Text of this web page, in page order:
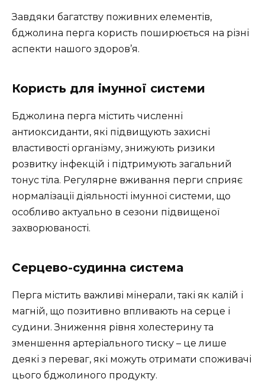
Завдяки багатству поживних елементів,
бджолина перга користь поширюється на різні
аспекти нашого здоров’я.
Користь для імунної системи
Бджолина перга містить численні
антиоксиданти, які підвищують захисні
властивості організму, знижують ризики
розвитку інфекцій і підтримують загальний
тонус тіла. Регулярне вживання перги сприяє
нормалізації діяльності імунної системи, що
особливо актуально в сезони підвищеної
захворюваності.
Серцево-судинна система
Перга містить важливі мінерали, такі як калій і
магній, що позитивно впливають на серце і
судини. Зниження рівня холестерину та
зменшення артеріального тиску – це лише
деякі з переваг, які можуть отримати споживачі
цього бджолиного продукту.